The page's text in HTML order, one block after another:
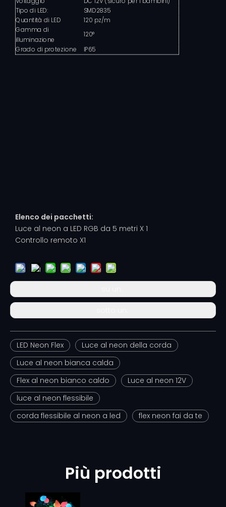
Tipo di LED:
SMD2835
Quantità di LED 120 pz/m
Gamma di
illuminazione
120°
Grado di protezione
IP65
Elenco dei pacchetti:
Luce al neon a LED RGB da 5 metri X 1
Controllo remoto X1
LED Neon Flex
Luce al neon della corda
Luce al neon bianca calda
Flex al neon bianco caldo
Luce al neon 12V
luce al neon flessibile
corda flessibile al neon a led
flex neon fai da te
Più prodotti